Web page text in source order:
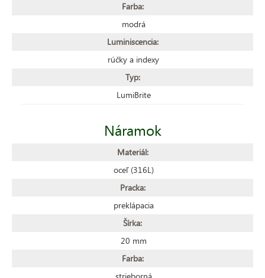
Farba:
modrá
Luminiscencia:
rúčky a indexy
Typ:
LumiBrite
Náramok
Materiál:
oceľ (316L)
Pracka:
preklápacia
Šírka:
20 mm
Farba:
strieborná